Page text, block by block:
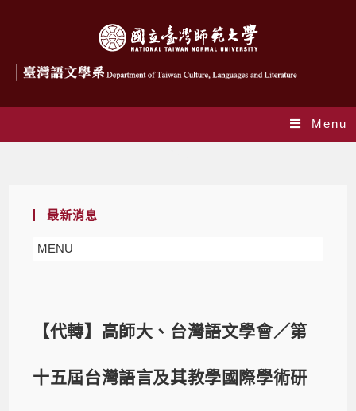
Menu
最新消息
MENU
【代轉】高師大、台灣語文學會／第
十五屆台灣語言及其教學國際學術研